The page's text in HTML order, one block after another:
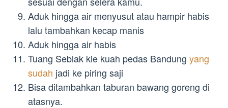
Aduk hingga air menyusut atau hampir habis
lalu tambahkan kecap manis
Aduk hingga air habis
Tuang Seblak kie kuah pedas Bandung yang
sudah jadi ke piring saji
Bisa ditambahkan taburan bawang goreng di
atasnya.